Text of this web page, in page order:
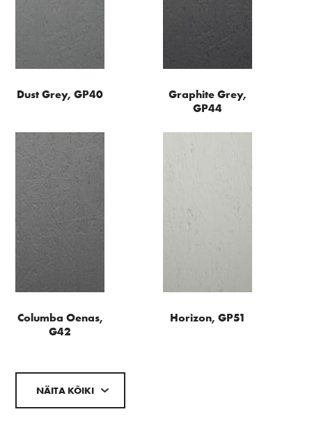
Dust Grey, GP40
Graphite Grey,
GP44
Columba Oenas,
G42
Horizon, GP51
NÄITA KÕIKI